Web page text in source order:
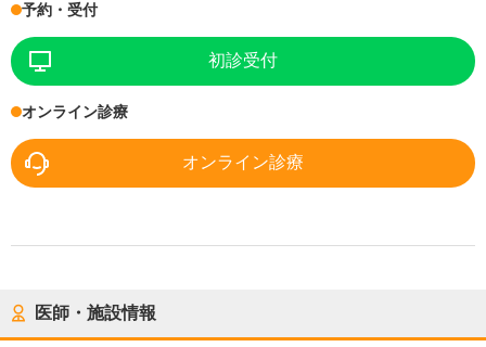
予約・受付
初診受付
オンライン診療
オンライン診療
医師・施設情報